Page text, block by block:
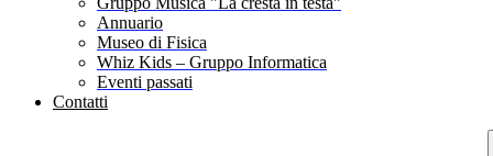
Annuario
Museo di Fisica
Whiz Kids – Gruppo Informatica
Eventi passati
Contatti